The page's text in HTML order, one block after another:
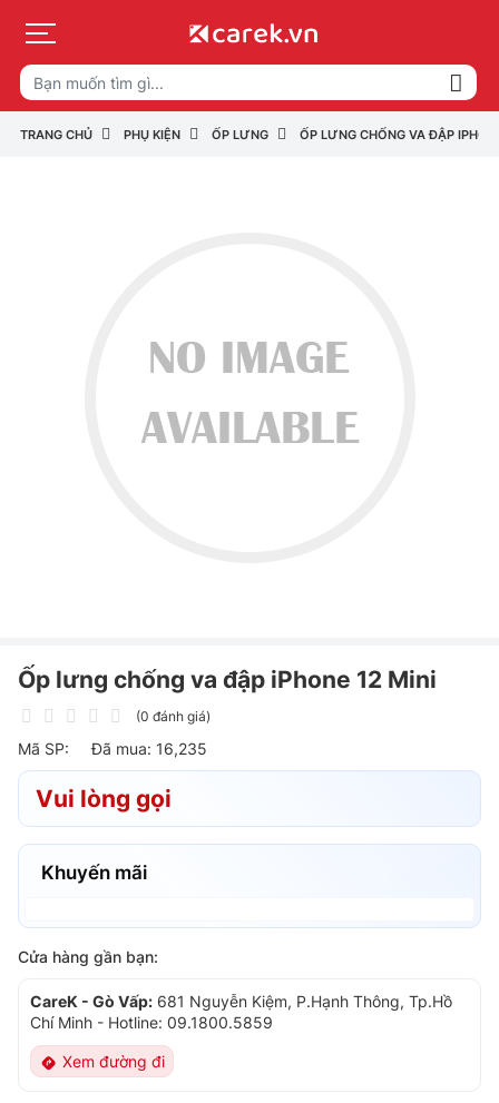
TRANG CHỦ PHỤ KIỆN ỐP LƯNG ỐP LƯNG CHỐNG VA ĐẬP
Ốp lưng chống va đập iPhone 12 Mini
(0 đánh giá)
Mã SP: Đã mua: 16,235
Vui lòng gọi
Khuyến mãi
Cửa hàng gần bạn:
CareK - Gò Vấp: 681 Nguyễn Kiệm, P.Hạnh Thông, Tp.Hồ
Chí Minh - Hotline: 09.1800.5859
Xem đường đi